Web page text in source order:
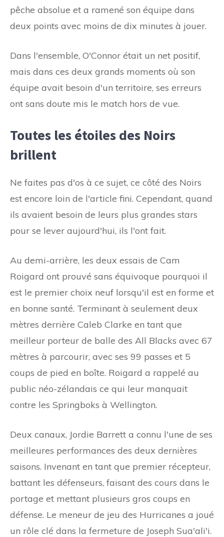
pêche absolue et a ramené son équipe dans
deux points avec moins de dix minutes à jouer.
Dans l'ensemble, O'Connor était un net positif,
mais dans ces deux grands moments où son
équipe avait besoin d'un territoire, ses erreurs
ont sans doute mis le match hors de vue.
Toutes les étoiles des Noirs
brillent
Ne faites pas d'os à ce sujet, ce côté des Noirs
est encore loin de l'article fini. Cependant, quand
ils avaient besoin de leurs plus grandes stars
pour se lever aujourd'hui, ils l'ont fait.
Au demi-arrière, les deux essais de Cam
Roigard ont prouvé sans équivoque pourquoi il
est le premier choix neuf lorsqu'il est en forme et
en bonne santé. Terminant à seulement deux
mètres derrière Caleb Clarke en tant que
meilleur porteur de balle des All Blacks avec 67
mètres à parcourir, avec ses 99 passes et 5
coups de pied en boîte. Roigard a rappelé au
public néo-zélandais ce qui leur manquait
contre les Springboks à Wellington.
Deux canaux, Jordie Barrett a connu l'une de ses
meilleures performances des deux dernières
saisons. Invenant en tant que premier récepteur,
battant les défenseurs, faisant des cours dans le
portage et mettant plusieurs gros coups en
défense. Le meneur de jeu des Hurricanes a joué
un rôle clé dans la fermeture de Joseph Sua'ali'i.